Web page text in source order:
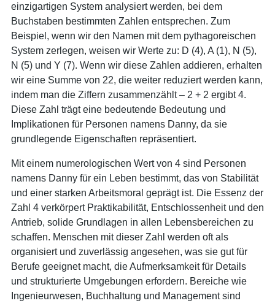
einzigartigen System analysiert werden, bei dem
Buchstaben bestimmten Zahlen entsprechen. Zum
Beispiel, wenn wir den Namen mit dem pythagoreischen
System zerlegen, weisen wir Werte zu: D (4), A (1), N (5),
N (5) und Y (7). Wenn wir diese Zahlen addieren, erhalten
wir eine Summe von 22, die weiter reduziert werden kann,
indem man die Ziffern zusammenzählt – 2 + 2 ergibt 4.
Diese Zahl trägt eine bedeutende Bedeutung und
Implikationen für Personen namens Danny, da sie
grundlegende Eigenschaften repräsentiert.
Mit einem numerologischen Wert von 4 sind Personen
namens Danny für ein Leben bestimmt, das von Stabilität
und einer starken Arbeitsmoral geprägt ist. Die Essenz der
Zahl 4 verkörpert Praktikabilität, Entschlossenheit und den
Antrieb, solide Grundlagen in allen Lebensbereichen zu
schaffen. Menschen mit dieser Zahl werden oft als
organisiert und zuverlässig angesehen, was sie gut für
Berufe geeignet macht, die Aufmerksamkeit für Details
und strukturierte Umgebungen erfordern. Bereiche wie
Ingenieurwesen, Buchhaltung und Management sind